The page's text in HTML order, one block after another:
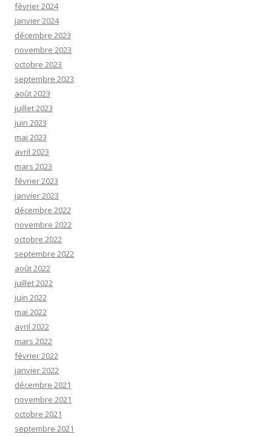
février 2024
janvier 2024
décembre 2023
novembre 2023
octobre 2023
septembre 2023
août 2023
juillet 2023
juin 2023
mai 2023
avril 2023
mars 2023
février 2023
janvier 2023
décembre 2022
novembre 2022
octobre 2022
septembre 2022
août 2022
juillet 2022
juin 2022
mai 2022
avril 2022
mars 2022
février 2022
janvier 2022
décembre 2021
novembre 2021
octobre 2021
septembre 2021